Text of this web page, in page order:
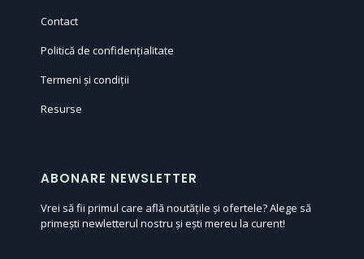
Contact
Politică de confidențialitate
Termeni și condiții
Resurse
ABONARE NEWSLETTER
Vrei să fii primul care află noutățile și ofertele? Alege să
primești newletterul nostru și ești mereu la curent!